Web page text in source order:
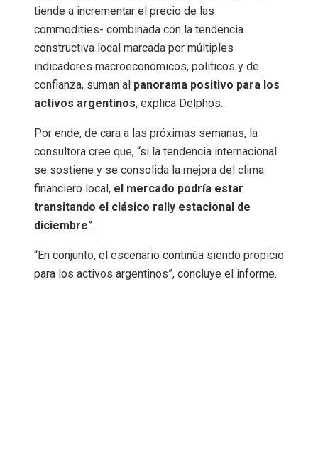
tiende a incrementar el precio de las
commodities- combinada con la tendencia
constructiva local marcada por múltiples
indicadores macroeconómicos, políticos y de
confianza, suman al panorama positivo para los
activos argentinos, explica Delphos.
Por ende, de cara a las próximas semanas, la
consultora cree que, “si la tendencia internacional
se sostiene y se consolida la mejora del clima
financiero local, el mercado podría estar
transitando el clásico rally estacional de
diciembre”.
“En conjunto, el escenario continúa siendo propicio
para los activos argentinos”, concluye el informe.